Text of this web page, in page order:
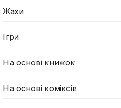
Жахи
Ігри
На основі книжок
На основі коміксів